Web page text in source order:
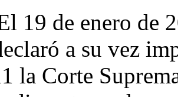
19 de enero de
a su vez
la Corte